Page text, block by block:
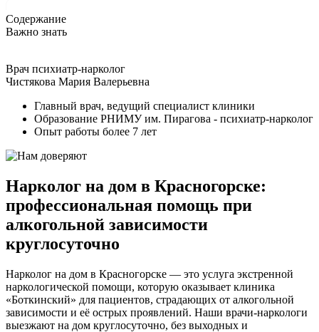
Содержание
Важно знать
Врач психиатр-нарколог
Чистякова Мария Валерьевна
Главный врач, ведущий специалист клиники
Образование РНИМУ им. Пирагова - психиатр-нарколог
Опыт работы более 7 лет
Нарколог на дом в Красногорске:
профессиональная помощь при
алкогольной зависимости
круглосуточно
Нарколог на дом в Красногорске — это услуга экстренной
наркологической помощи, которую оказывает клиника
«Боткинский» для пациентов, страдающих от алкогольной
зависимости и её острых проявлений. Наши врачи-наркологи
выезжают на дом круглосуточно, без выходных и